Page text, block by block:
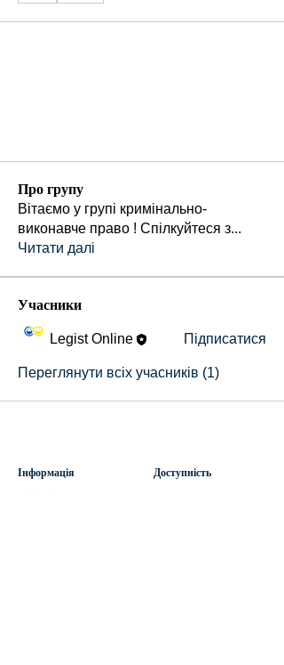
Про групу
Вітаємо у групі кримінально-
виконавче право ! Спілкуйтеся з...
Читати далі
Учасники
Legist Online Підписатися
Переглянути всіх учасників (1)
Інформація Доступність